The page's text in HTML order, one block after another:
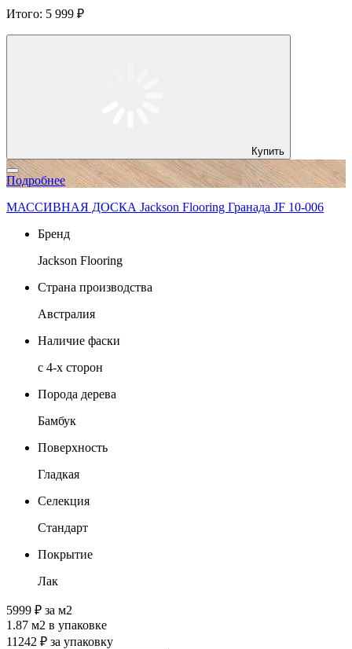
Итого: 5 999 ₽
Купить
Подробнее
МАССИВНАЯ ДОСКА Jackson Flooring Гранада JF 10-006
Бренд
Jackson Flooring
Страна производства
Австралия
Наличие фаски
с 4-х сторон
Порода дерева
Бамбук
Поверхность
Гладкая
Селекция
Стандарт
Покрытие
Лак
5999 ₽ за м2
1.87 м2 в упаковке
11242 ₽ за упаковку